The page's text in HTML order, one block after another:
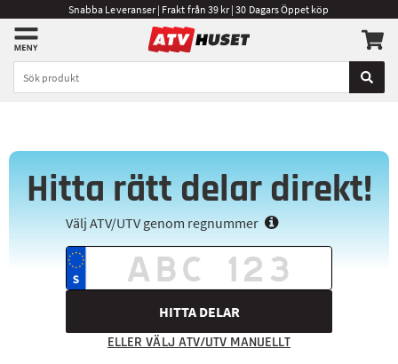
Snabba Leveranser | Frakt från 39 kr | 30 Dagars Öppet köp
Hitta rätt delar direkt!
Välj ATV/UTV genom regnummer
HITTA DELAR
ELLER VÄLJ ATV/UTV MANUELLT